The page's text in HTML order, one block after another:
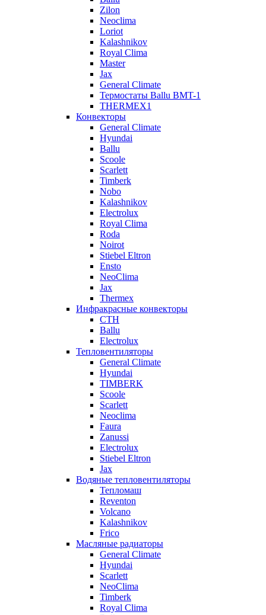
Zilon
Neoclima
Loriot
Kalashnikov
Royal Clima
Master
Jax
General Climate
Термостаты Ballu BMT-1
THERMEX1
Конвекторы
General Climate
Hyundai
Ballu
Scoole
Scarlett
Timberk
Nobo
Kalashnikov
Electrolux
Royal Clima
Roda
Noirot
Stiebel Eltron
Ensto
NeoClima
Jax
Thermex
Инфракрасные конвекторы
CTH
Ballu
Electrolux
Тепловентиляторы
General Climate
Hyundai
TIMBERK
Scoole
Scarlett
Neoclima
Faura
Zanussi
Electrolux
Stiebel Eltron
Jax
Водяные тепловентиляторы
Тепломаш
Reventon
Volcano
Kalashnikov
Frico
Масляные радиаторы
General Climate
Hyundai
Scarlett
NeoClima
Timberk
Royal Clima